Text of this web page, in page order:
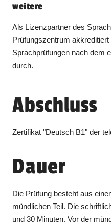
weitere
Als Lizenzpartner des
Prüfungszentrum akkreditiert
Sprachprüfungen nach dem
durch.
Abschluss
Zertifikat "Deutsch B1" der
Dauer
Die Prüfung besteht aus
mündlichen Teil. Die
und 30 Minuten. Vor der